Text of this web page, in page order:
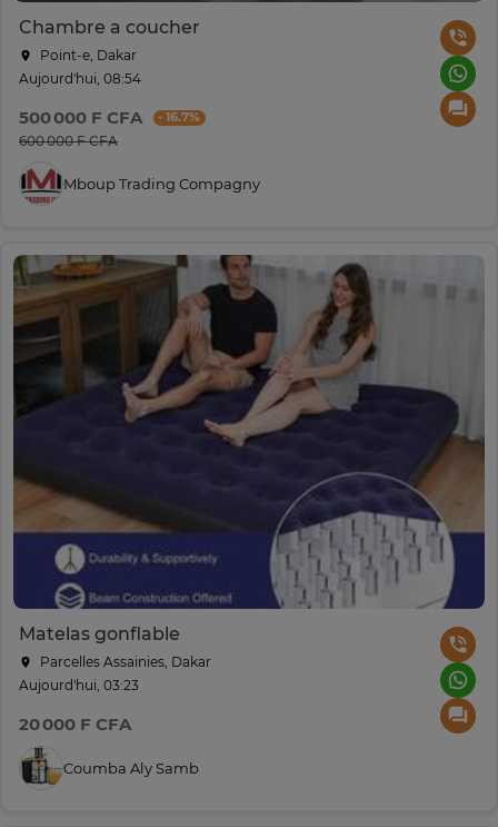
Chambre a coucher
Point-e, Dakar
Aujourd'hui, 08:54
500 000 F CFA - 16.7%
600 000 F CFA
Mboup Trading Compagny
Matelas gonflable
Parcelles Assainies, Dakar
Aujourd'hui, 03:23
20 000 F CFA
Coumba Aly Samb